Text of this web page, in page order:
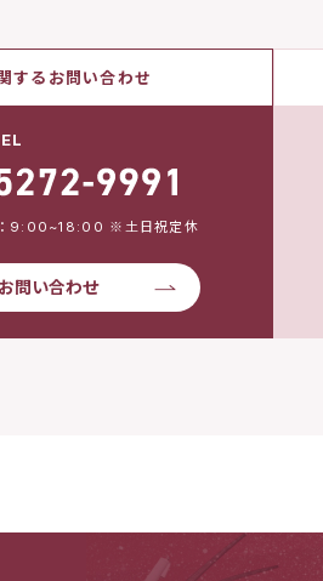
するお問い合わせ
9:00~18:00 ※土日祝定休
お問い合わせ